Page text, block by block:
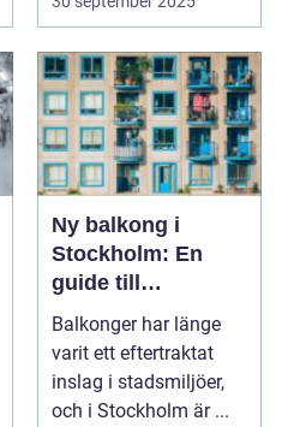
Ny balkong i
Stockholm: En
guide till
förbättrad
boendekvalitet
Balkonger har länge
varit ett eftertraktat
inslag i stadsmiljöer,
och i Stockholm är ...